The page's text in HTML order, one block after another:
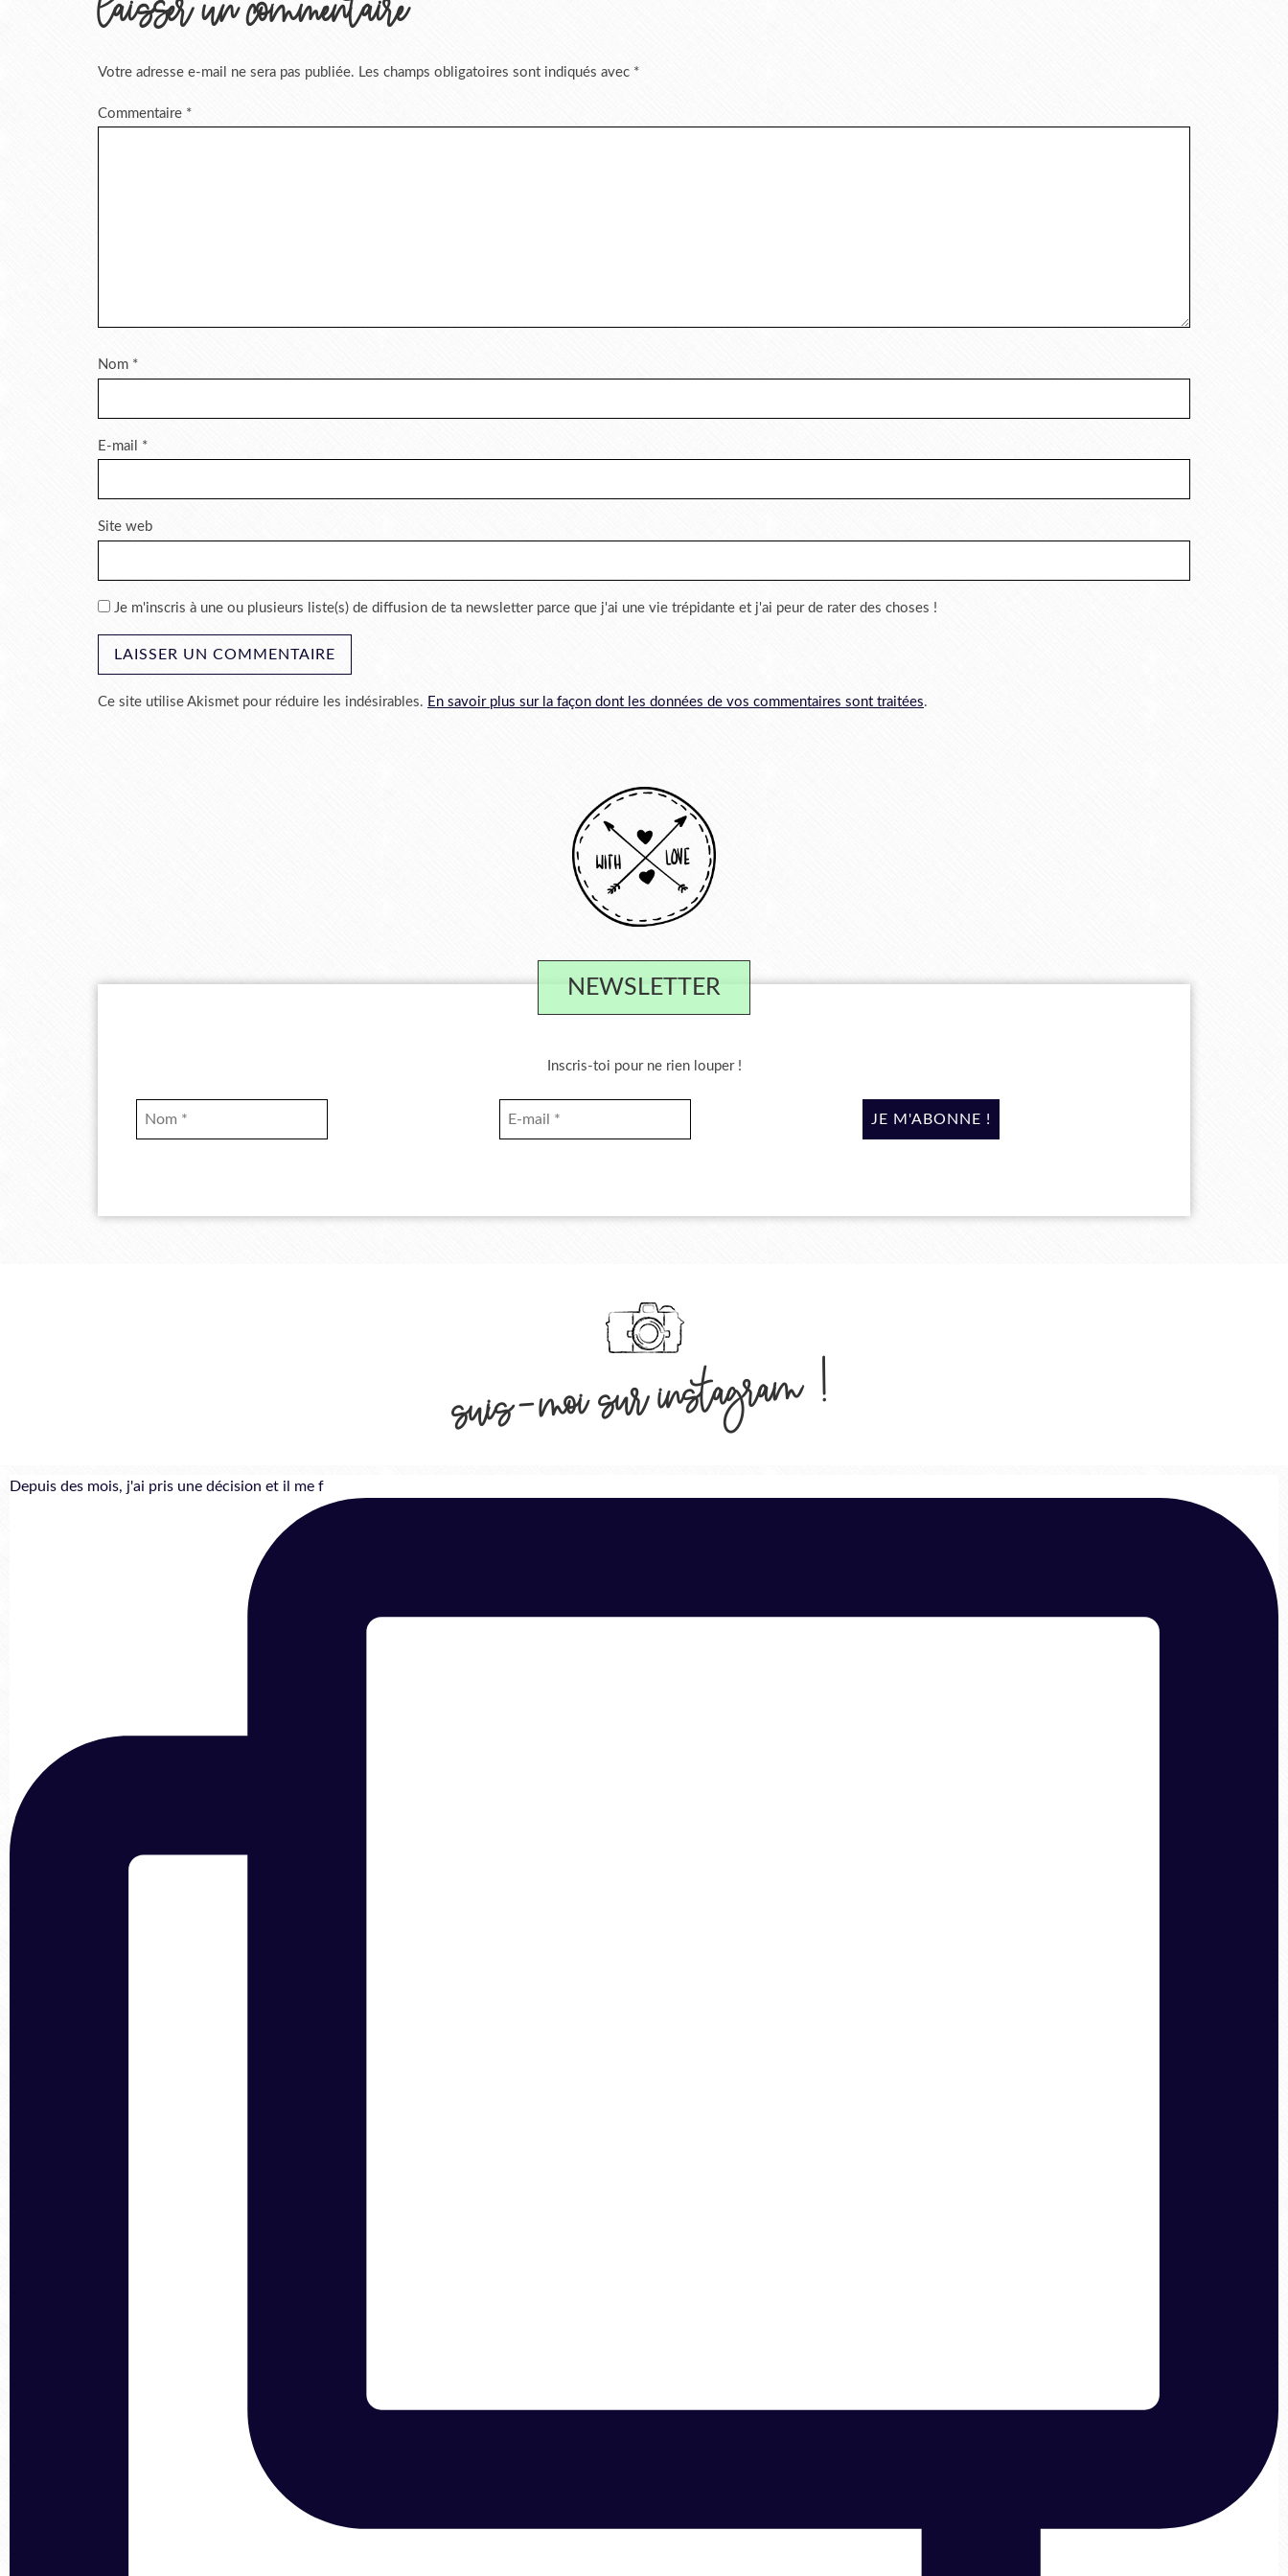
Votre adresse e-mail ne sera pas publiée. Les champs obligatoires sont indiqués avec *
Commentaire *
Nom *
E-mail *
Site web
Je m'inscris à une ou plusieurs liste(s) de diffusion de ta newsletter parce que j'ai une vie trépidante et j'ai peur de rater des choses !
Ce site utilise Akismet pour réduire les indésirables. En savoir plus sur la façon dont les données de vos commentaires sont traitées.
NEWSLETTER
Inscris-toi pour ne rien louper !
suis-moi sur instagram !
Depuis des mois, j'ai pris une décision et il me f